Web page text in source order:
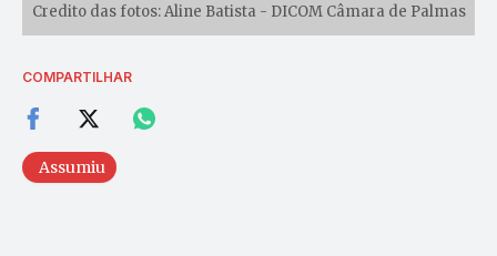
Credito das fotos: Aline Batista - DICOM Câmara de Palmas
COMPARTILHAR
Assumiu